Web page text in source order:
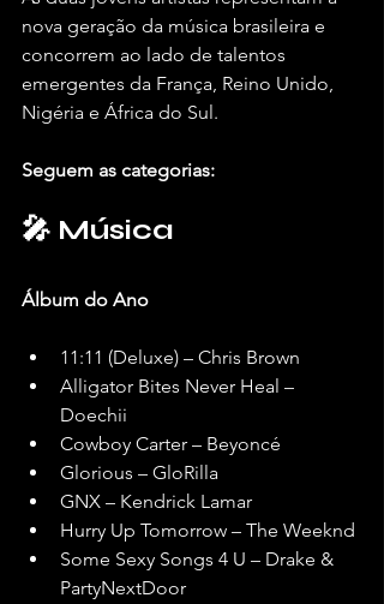
nova geração da música brasileira e
concorrem ao lado de talentos
emergentes da França, Reino Unido,
Nigéria e África do Sul.
Seguem as categorias:
🎤 Música
Álbum do Ano
11:11 (Deluxe) – Chris Brown
Alligator Bites Never Heal –
Doechii
Cowboy Carter – Beyoncé
Glorious – GloRilla
GNX – Kendrick Lamar
Hurry Up Tomorrow – The Weeknd
Some Sexy Songs 4 U – Drake &
PartyNextDoor